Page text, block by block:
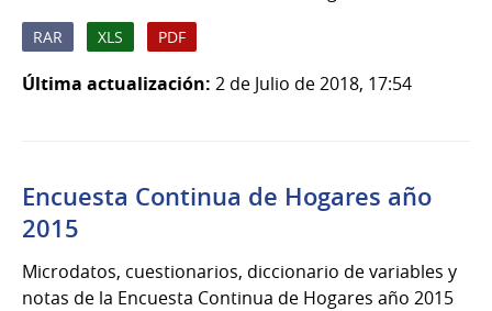
RAR XLS PDF
Última actualización: 2 de Julio de 2018, 17:54
Encuesta Continua de Hogares año
2015
Microdatos, cuestionarios, diccionario de variables y
notas de la Encuesta Continua de Hogares año 2015